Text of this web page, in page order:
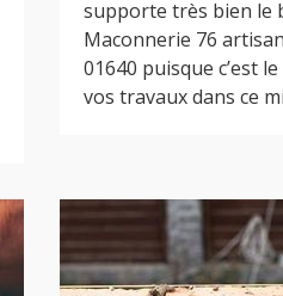
supporte très bien le
Maconnerie 76
01640 puisque c’est
vos travaux dans ce